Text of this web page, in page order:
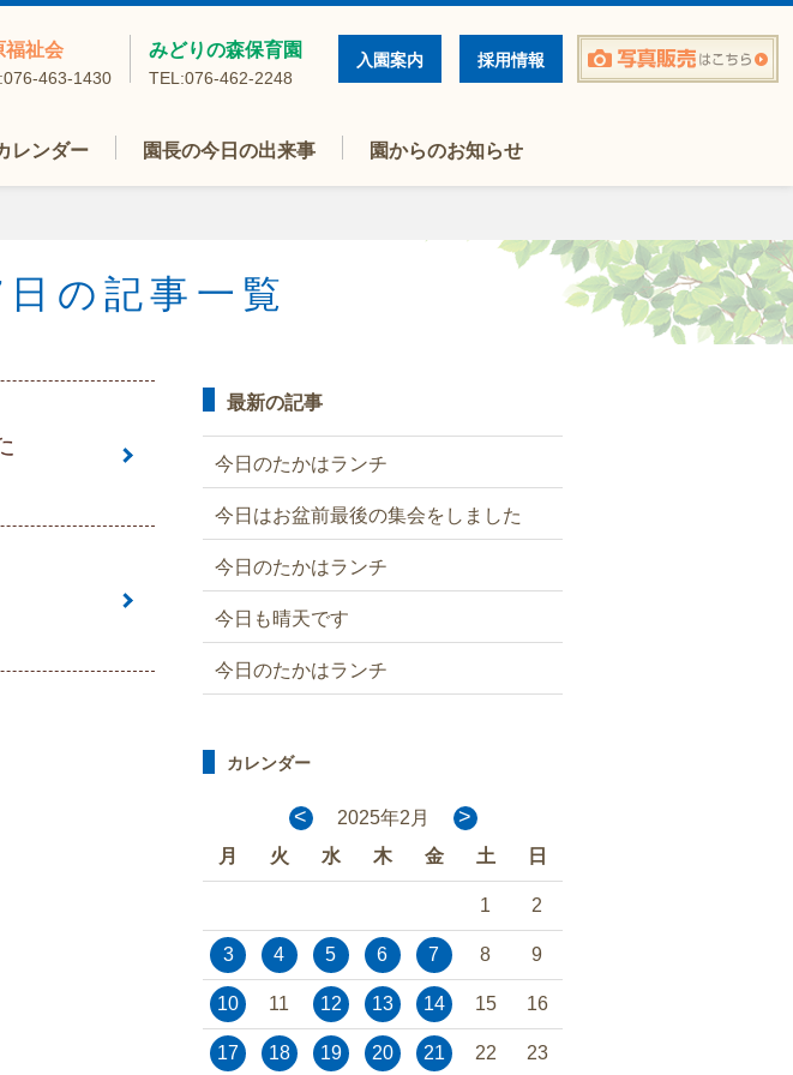
レンダー 園長の今日の出来事 園からのお知らせ
福祉会
463-1430
みどりの森保育園
TEL:076-462-2248
入園案内 採用情報
の記事一覧
最新の記事
今日のたかはランチ
今日はお盆前最後の集会をしました
今日のたかはランチ
今日も晴天です
今日のたかはランチ
カレンダー
< 2025年2月 >
月 火 水 木 金 土 日
1 2
3 4 5 6 7 8 9
10 11 12 13 14 15 16
17 18 19 20 21 22 23